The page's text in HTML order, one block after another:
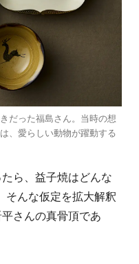
だった福島さん。当時の想
、愛らしい動物が躍動する
ら、益子焼はどんな
そんな仮定を拡大解釈
さんの真骨頂であ